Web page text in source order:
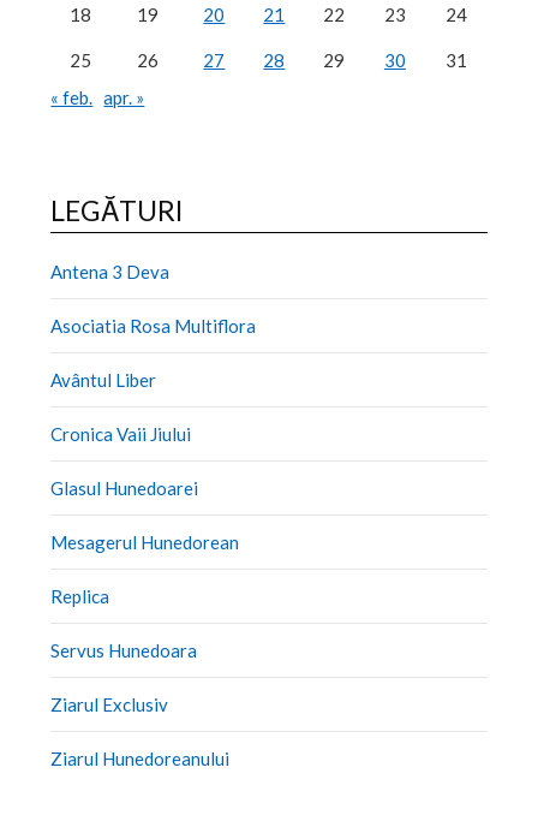
18 19 20 21 22 23 24
25 26 27 28 29 30
31
« feb. apr. »
LEGĂTURI
Antena 3 Deva
Asociatia Rosa Multiflora
Avântul Liber
Cronica Vaii Jiului
Glasul Hunedoarei
Mesagerul Hunedorean
Replica
Servus Hunedoara
Ziarul Exclusiv
Ziarul Hunedoreanului